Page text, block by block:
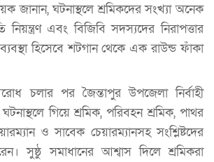
জানান, ঘটনাস্থলে শ্রমিকদের সংখ্যা অনেক
নিয়ন্ত্রণ এবং বিজিবি সদস্যদের নিরাপত্তার
হিসেবে শটগান থেকে এক রাউন্ড ফাঁকা
চলার পর জৈন্তাপুর উপজেলা নির্বাহী
গিয়ে শ্রমিক, পরিবহন শ্রমিক, পাথর
ও সাবেক চেয়ারম্যানসহ সংশ্লিষ্টদের
সুষ্ঠু সমাধানের আশ্বাস দিলে শ্রমিকরা